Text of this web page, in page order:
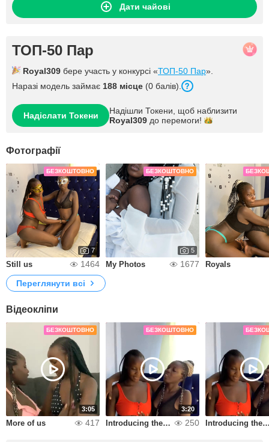
Дати чайові
ТОП-50 Пар
Royal309 бере участь у конкурсі «ТОП-50 Пар».
Наразі модель займає 188 місце (0 балів).
Надіслати Токени
Надішли Токени, щоб наблизити
Royal309 до перемоги!
Фотографії
БЕЗКОШТОВНО
7
Still us 1464
БЕЗКОШТОВНО
5
My Photos 1677 Royals
Переглянути всі
Відеокліпи
БЕЗКОШТОВНО
3:05
More of us 417
БЕЗКОШТОВНО
3:20
Introducing the royals 250 Introducing